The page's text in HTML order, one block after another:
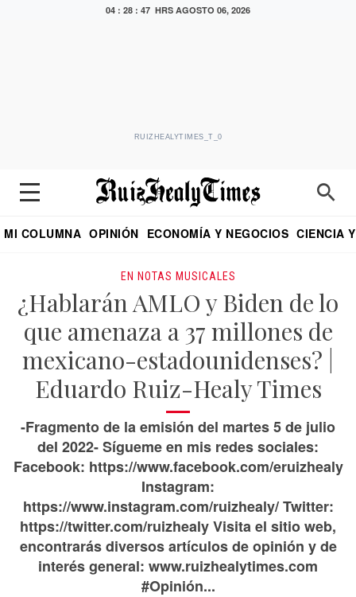
04 : 28 : 48 HRS AGOSTO 06, 2026
RUIZHEALYTIMES_T_0
MI COLUMNA OPINIÓN ECONOMÍA Y NEGOCIOS CIENCIA
EN NOTAS MUSICALES
¿Hablarán AMLO y Biden de lo
que amenaza a 37 millones de
mexicano-estadounidenses? |
Eduardo Ruiz-Healy Times
-Fragmento de la emisión del martes 5 de julio
del 2022- Sígueme en mis redes sociales:
Facebook: https://www.facebook.com/eruizhealy
Instagram:
https://www.instagram.com/ruizhealy/ Twitter:
https://twitter.com/ruizhealy Visita el sitio web,
encontrarás diversos artículos de opinión y de
interés general: www.ruizhealytimes.com
#Opinión...